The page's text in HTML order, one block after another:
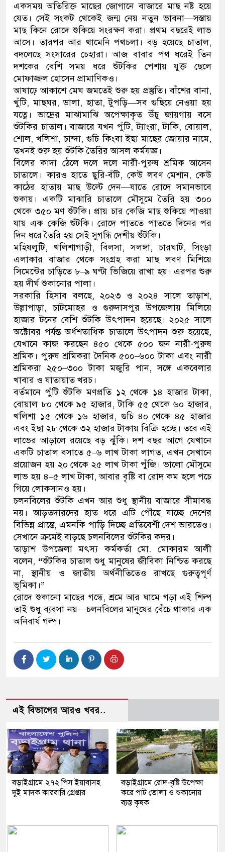
একসময় অতিরিক্ত মাছের জোগানে বাজারে মাছ নষ্ট হয়ে
যেত। সেই সংকট থেকেই জন্ম নেয় নতুন ভাবনা—সস্তায়
মাছ কিনে রোদে শুকিয়ে সংরক্ষণ করা। প্রথম বছরেই লাভ
আসে। তারপর আর থামেনি পথচলা। বড় হয়েছে চাতাল,
বদলেছে সংসারের চেহারা। আজ বাবার পথ ধরেই তিন
দশকের বেশি সময় ধরে শুঁটকির পেশায় যুক্ত ছেলে
মোফাজ্জল হোসেন প্রামাণিকও।
আষাঢ়ে আকাশে মেঘ জমতেই শুরু হয় প্রস্তুতি। বাঁশের বানা,
খুঁটি, মাছঘর, ডালা, হাতা, টুপড়ি—সব গুছিয়ে নেওয়া হয়
যত্নে। ভাদ্রের মাঝামাঝি অপেক্ষাকৃত উঁচু জায়গায় বসে
শুঁটকির চাতাল। বাজারে যখন পুঁটি, ট্যাংরা, টাকি, বোয়াল,
শোল, খলিশা, চান্দা, গুচি কিংবা ইছা মাছের জোয়ার নামে,
তখনই শুরু হয় শুঁটকি তৈরির আসল কর্মযজ্ঞ।
বিলের কাদা ঠেলে দলে দলে নারী-পুরুষ শ্রমিক আসেন
চাতালে। কারও হাতে ছুরি-বঁটি, কেউ লবণ মেশান, কেউ
কাঠের হাতায় মাছ উল্টে দেন—যাতে রোদে সমানভাবে
শুকায়। একটি মাঝারি চাতালে মৌসুমে তৈরি হয় ৩০০
থেকে ৩৫০ মণ শুঁটকি। প্রায় চার কেজি মাছ শুকিয়ে পাওয়া
যায় এক কেজি শুঁটকি। রোদে পাততে পাততে দিনের পর
দিন ধরে তৈরি হয় সেই সুগন্ধি দেশীয় শুঁটকি।
মহিষলুটি, খলিশাগাড়ী, বিলসা, সলঙ্গা, চারঘাট, সিংড়া
এলাকার বাজার থেকে সংগ্রহ করা মাছ লবণ মিশিয়ে
সিমেন্টের চাড়িতে ৮–৯ ঘণ্টা ভিজিয়ে রাখা হয়। এরপর শুরু
হয় দীর্ঘ শুকানোর পালা।
সরকারি হিসাব বলছে, ২০২৩ ও ২০২৪ সালে তাড়াশ,
উল্লাপাড়া, চাটমোহর ও গুরুদাসপুর উপজেলায় মিলিয়ে
হাজার টনের বেশি শুঁটকি উৎপাদন হয়েছে। ২০২৫ সালে
অক্টোবর পর্যন্ত অর্ধশতাধিক চাতালে উৎপাদন শুরু হয়েছে,
যেখানে কাজ করছেন ৪৫০ থেকে ৫০০ জন নারী-পুরুষ
শ্রমিক। পুরুষ শ্রমিকরা দৈনিক ৫০০–৬০০ টাকা এবং নারী
শ্রমিকরা ২৫০–৩০০ টাকা মজুরি পান, সঙ্গে একবেলার
খাবার ও যাতায়াত খরচ।
বর্তমানে পুঁটি শুঁটকি মণপ্রতি ১২ থেকে ১৪ হাজার টাকা,
বোয়াল ৮০ থেকে ৯৫ হাজার, টাকি ৫৫ থেকে ৬০ হাজার,
খলিশা ১৫ থেকে ১৬ হাজার, গুচি ৪০ থেকে ৪৫ হাজার
এবং ইছা ২৮ থেকে ৩২ হাজার টাকায় বিক্রি হচ্ছে। তবে এই
লাভের আড়ালে রয়েছে বড় ঝুঁকি। দশ বছর আগে যেখানে
একটি চাতাল বসাতে ৫–৬ লাখ টাকা লাগত, এখন সেখানে
প্রয়োজন হয় ২০ থেকে ২৫ লাখ টাকা পুঁজি। ভালো মৌসুমে
লাভ হয় ৪–৫ লাখ টাকা, আবার বৃষ্টি বা রোদ কম হলে পচে
গিয়ে লোকসানও হয়।
চলনবিলের শুঁটকি এখন আর শুধু স্থানীয় বাজারে সীমাবদ্ধ
নয়। আড়তদারদের হাত ধরে এটি পৌঁছে যাচ্ছে দেশের
বিভিন্ন প্রান্তে, এমনকি পাড়ি দিচ্ছে প্রতিবেশী দেশ ভারতেও।
সেখানে ক্রমেই বাড়ছে চলনবিলের শুঁটকির কদর।
তাড়াশ উপজেলা মৎস্য কর্মকর্তা মো. মোকারম আলী
বলেন, “শুঁটকির চাতাল শুধু মানুষের জীবিকা নিশ্চিত করছে
না, স্থানীয় ও জাতীয় অর্থনীতিতেও রাখছে গুরুত্বপূর্ণ
ভূমিকা।”
রোদে শুকানো মাছের গন্ধে, শ্রমে আর ঘামে গড়া এই শিল্প
তাই শুধু ব্যবসা নয়—চলনবিলের মানুষের বেঁচে থাকার এক
অনিবার্য গল্প।
এই বিভাগের আরও খবর..
বড়াইগ্রামে ২৭২ পিস ইয়াবাসহ
দুই মাদক কারবারি গ্রেপ্তার
বড়াইগ্রামে রোদ-বৃষ্টি উপেক্ষা
করে পাট তোলা ও শুকানোয়
ব্যস্ত কৃষক